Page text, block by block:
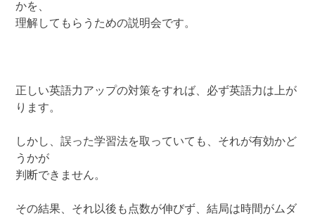
かを、
理解してもらうための説明会です。
正しい英語力アップの対策をすれば、必ず英語力は上が
ります。
しかし、誤った学習法を取っていても、それが有効かど
うかが
判断できません。
その結果、それ以後も点数が伸びず、結局は時間がムダ